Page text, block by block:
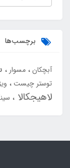
برچسب‌ها
آبچکان مسوار
توستر چیست
لاهیجکالا